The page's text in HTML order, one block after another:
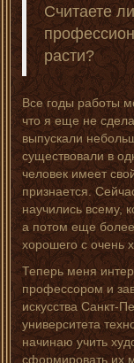
Считаете
расти?
Все годы работы
что я еще не
выпускали
существовали в
человек имеет
признается.
научились всему,
а потом еще
хорошего с очень
Теперь меня
профессором и
искусства Санкт-
университета
начинаю учить
сформировать их